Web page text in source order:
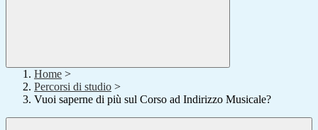
Home >
Percorsi di studio >
Vuoi saperne di più sul Corso ad Indirizzo Musicale?